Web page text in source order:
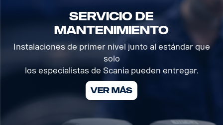
SERVICIO DE
MANTENIMIENTO
Instalaciones de primer nivel junto al estándar que
solo
los especialistas de Scania pueden entregar.
VER MÁS